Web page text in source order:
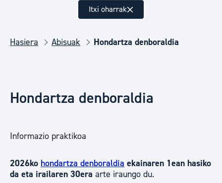
Itxi oharrak
Hasiera Abisuak Hondartza denboraldia
Hondartza denboraldia
Informazio praktikoa
2026ko hondartza denboraldia ekainaren 1ean hasiko
da eta irailaren 30era arte iraungo du.